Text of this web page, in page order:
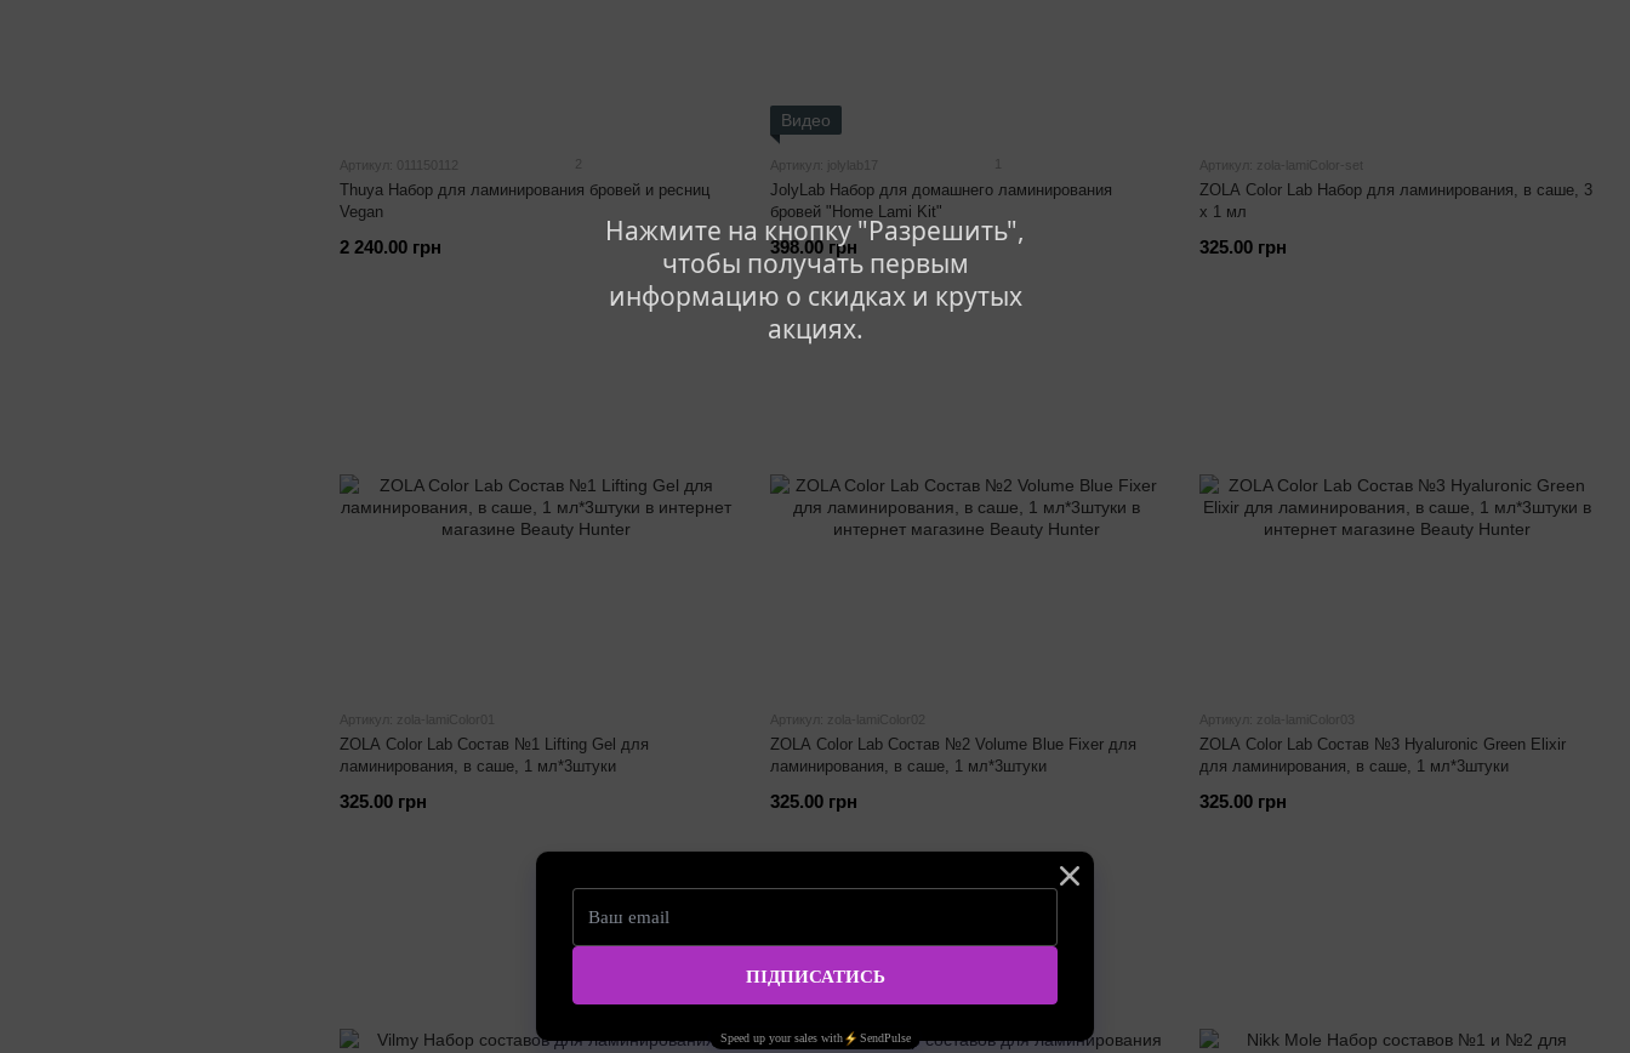
Нажмите на кнопку "Разрешить",
чтобы получать первым
информацию о скидках и крутых
акциях.
Артикул: 011150112
Thuya Набор для ламинирования бровей и ресниц
Vegan
2 240.00 грн
Видео
Артикул: jolylab17
JolyLab Набор для домашнего ламинирования
бровей "Home Lami Kit"
398.00 грн
Артикул: zola-lamiColor-set
ZOLA Color Lab Набор для ламинирования, в саше, 3
х 1 мл
325.00 грн
Артикул: zola-lamiColor01
ZOLA Color Lab Состав №1 Lifting Gel для
ламинирования, в саше, 1 мл*3штуки
325.00 грн
Артикул: zola-lamiColor02
ZOLA Color Lab Состав №2 Volume Blue Fixer для
ламинирования, в саше, 1 мл*3штуки
325.00 грн
Артикул: zola-lamiColor03
ZOLA Color Lab Состав №3 Hyaluronic Green Elixir
для ламинирования, в саше, 1 мл*3штуки
325.00 грн